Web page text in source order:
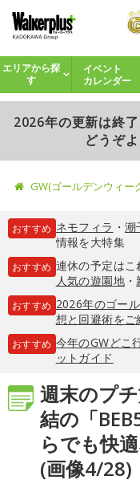
エリアから探
す
イベント
カレンダー
2026年の更新は終
どうぞ
GW(ゴールデンウィー
おすすめ ネモフィラ ・ 潮
情報を大特集
おすすめ 連休の予定はこ
人気の遊園地・
おすすめ 2026年のゴー
想と回避術をご
おすすめ 今年のGWどこ
ットガイド
週末のプ
結の「
らでも快
(画像4/28)